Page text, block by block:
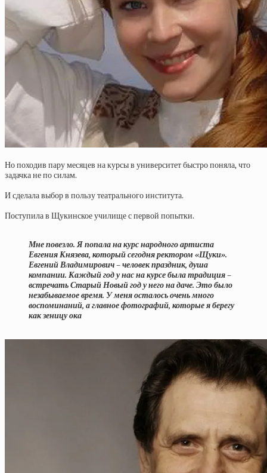
Но походив пару месяцев на курсы в университет быстро поняла, что
задачка не по силам.
И сделала выбор в пользу театрального института.
Поступила в Щукинское училище с первой попытки.
Мне повезло. Я попала на курс народного артиста
Евгения Князева, который сегодня ректором «Щуки».
Евгений Владимирович – человек праздник, душа
компании. Каждый год у нас на курсе была традиция –
встречать Старый Новый год у него на даче. Это было
незабываемое время. У меня осталось очень много
воспоминаний, а главное фотографий, которые я берегу
как зеницу ока